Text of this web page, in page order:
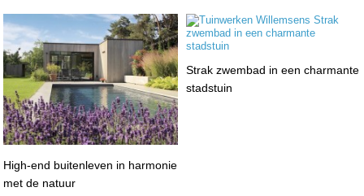
High-end buitenleven in harmonie
met de natuur
Strak zwembad in een charmante
stadstuin